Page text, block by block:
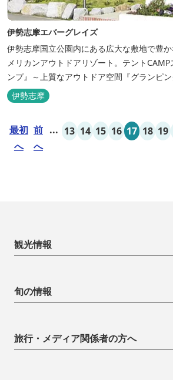
伊勢志摩エバーグレイズ
伊勢志摩国立公園内にある広大な敷地で豊
メリカンアウトドアリゾート。テント
ンプ』～上質なアウトドア空間『グランピ
な宿泊スタイルを体験できます。 場内では
ィビティーが人気！365日開催のアメリカン
イクルなど豊富なアクティビ...
伊勢志摩
最初
へ
前
へ
... 13 14 15 16 17 18 19
観光情報
旬の情報
旅行・メディア関係者の方へ